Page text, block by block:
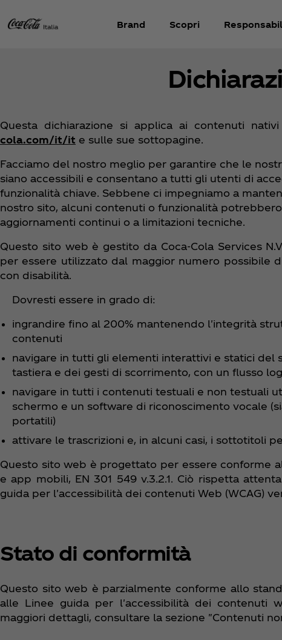
Brand Scopri
Questa dichiarazione si applica ai contenuti
cola.com/it/it e sulle sue sottopagine.
Facciamo del nostro meglio per garantire che le
siano accessibili e consentano a tutti gli utenti di
funzionalità chiave. Sebbene ci impegniamo a
nostro sito, alcuni contenuti o funzionalità
aggiornamenti continui o a limitazioni tecniche.
Questo sito web è gestito da Coca‑Cola Services
per essere utilizzato dal maggior numero possibile
con disabilità.
Dovresti essere in grado di:
ingrandire fino al 200% mantenendo l'integrità
contenuti
navigare in tutti gli elementi interattivi e statici del
tastiera e dei gesti di scorrimento, con un flusso
navigare in tutti i contenuti testuali e non testuali
schermo e un software di riconoscimento vocale
portatili)
attivare le trascrizioni e, in alcuni casi, i sottotitoli
Questo sito web è progettato per essere conforme
e app mobili, EN 301 549 v.3.2.1. Ciò rispetta
guida per l'accessibilità dei contenuti Web (WCAG)
Stato di conformità
Questo sito web è parzialmente conforme allo
alle Linee guida per l'accessibilità dei contenuti
maggiori dettagli, consultare la sezione "Contenuti